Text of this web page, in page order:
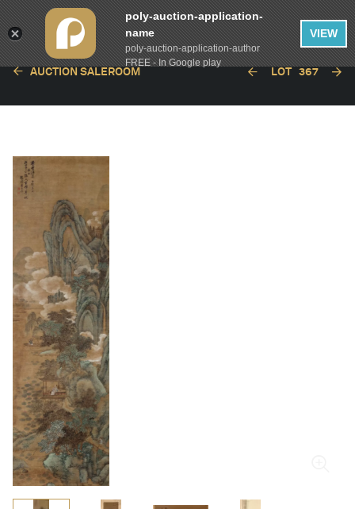
繁體中文
AUCTION SALEROOM LOT 367
poly-auction-application-
name
poly-auction-application-author
FREE - In Google play
VIEW